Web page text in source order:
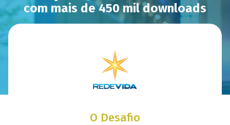
com mais de 450 mil downloads
O Desafio